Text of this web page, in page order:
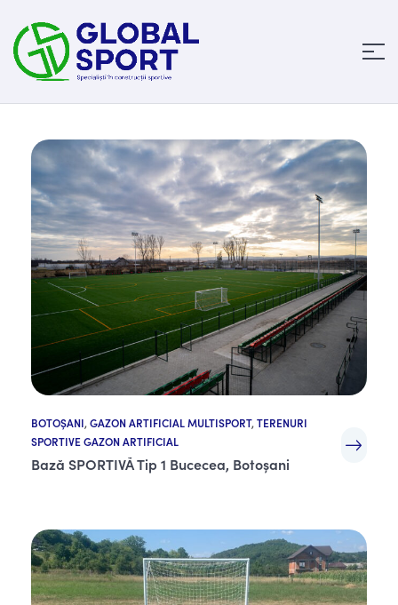
BOTOȘANI,GAZON ARTIFICIAL MULTISPORT,TERENURI
SPORTIVE GAZON ARTIFICIAL
Bază SPORTIVĂ Tip 1 Bucecea, Botoșani